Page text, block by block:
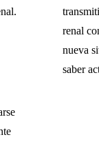
renal
nueva
saber